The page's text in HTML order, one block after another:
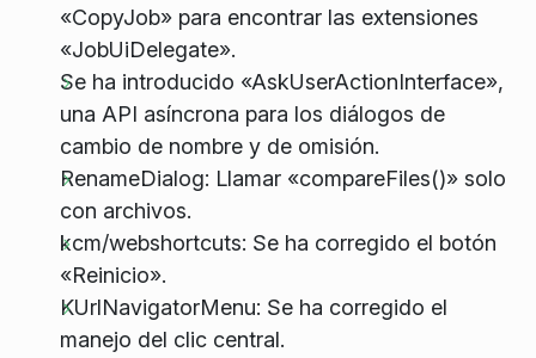
«CopyJob» para encontrar las extensiones
«JobUiDelegate».
Se ha introducido «AskUserActionInterface»,
una API asíncrona para los diálogos de
cambio de nombre y de omisión.
RenameDialog: Llamar «compareFiles()» solo
con archivos.
kcm/webshortcuts: Se ha corregido el botón
«Reinicio».
KUrlNavigatorMenu: Se ha corregido el
manejo del clic central.